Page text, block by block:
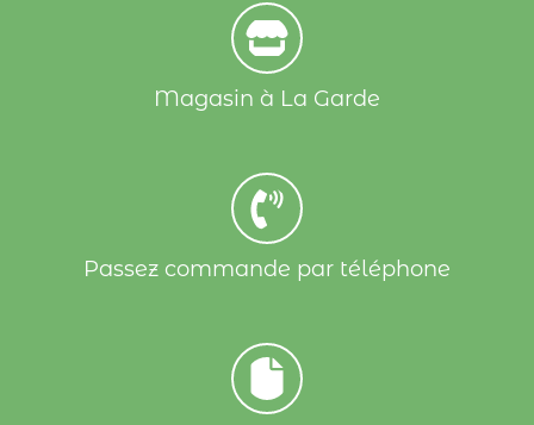
Magasin à La Garde
Passez commande par téléphone